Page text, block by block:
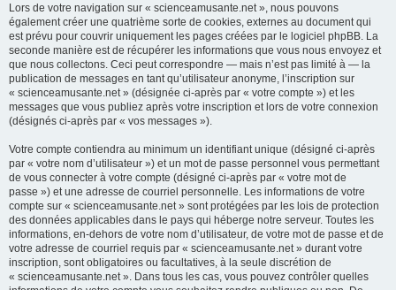
Lors de votre navigation sur « scienceamusante.net », nous pouvons
également créer une quatrième sorte de cookies, externes au document qui
est prévu pour couvrir uniquement les pages créées par le logiciel phpBB. La
seconde manière est de récupérer les informations que vous nous envoyez et
que nous collectons. Ceci peut correspondre — mais n’est pas limité à — la
publication de messages en tant qu’utilisateur anonyme, l’inscription sur
« scienceamusante.net » (désignée ci-après par « votre compte ») et les
messages que vous publiez après votre inscription et lors de votre connexion
(désignés ci-après par « vos messages »).
Votre compte contiendra au minimum un identifiant unique (désigné ci-après
par « votre nom d’utilisateur ») et un mot de passe personnel vous permettant
de vous connecter à votre compte (désigné ci-après par « votre mot de
passe ») et une adresse de courriel personnelle. Les informations de votre
compte sur « scienceamusante.net » sont protégées par les lois de protection
des données applicables dans le pays qui héberge notre serveur. Toutes les
informations, en-dehors de votre nom d’utilisateur, de votre mot de passe et de
votre adresse de courriel requis par « scienceamusante.net » durant votre
inscription, sont obligatoires ou facultatives, à la seule discrétion de
« scienceamusante.net ». Dans tous les cas, vous pouvez contrôler quelles